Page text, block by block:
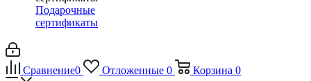
Подарочные
сертификаты
Сравнение0 Отложенные 0 Корзина 0